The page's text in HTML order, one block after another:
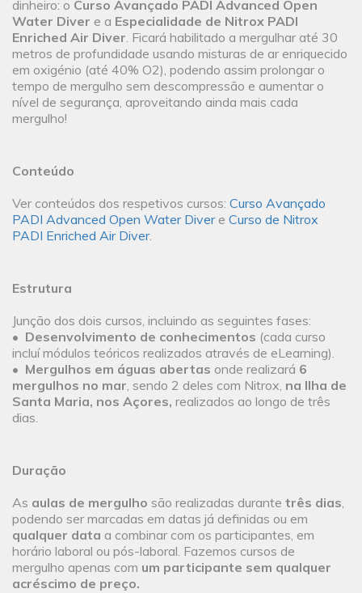
dinheiro: o Curso Avançado PADI Advanced Open
Water Diver e a Especialidade de Nitrox PADI
Enriched Air Diver. Ficará habilitado a mergulhar até 30
metros de profundidade usando misturas de ar enriquecido
em oxigénio (até 40% O2), podendo assim prolongar o
tempo de mergulho sem descompressão e aumentar o
nível de segurança, aproveitando ainda mais cada
mergulho!
Conteúdo
Ver conteúdos dos respetivos cursos: Curso Avançado
PADI Advanced Open Water Divere Curso de Nitrox
PADI Enriched Air Diver.
Estrutura
Junção dos dois cursos, incluindo as seguintes fases:
• Desenvolvimento de conhecimentos (cada curso
incluí módulos teóricos realizados através de eLearning).
• Mergulhos em águas abertas onde realizará 6
mergulhos no mar, sendo 2 deles com Nitrox, na Ilha de
Santa Maria, nos Açores, realizados ao longo de três
dias.
Duração
As aulas de mergulho são realizadas durante três dias,
podendo ser marcadas em datas já definidas ou em
qualquer data a combinar com os participantes, em
horário laboral ou pós-laboral. Fazemos cursos de
mergulho apenas com um participante sem qualquer
acréscimo de preço.